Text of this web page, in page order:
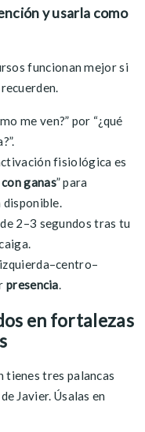
y usarla como
funcionan mejor si
me ven?” por “¿qué
fisiológica es
ganas” para
2–3 segundos tras tu
presencia.
en fortalezas
tienes tres palancas
Javier. Úsalas en